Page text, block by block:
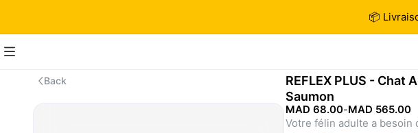
📦
Back
REFLEX PLUS - Chat
Saumon
MAD 68.00-MAD 565.00
Votre félin adulte a besoin